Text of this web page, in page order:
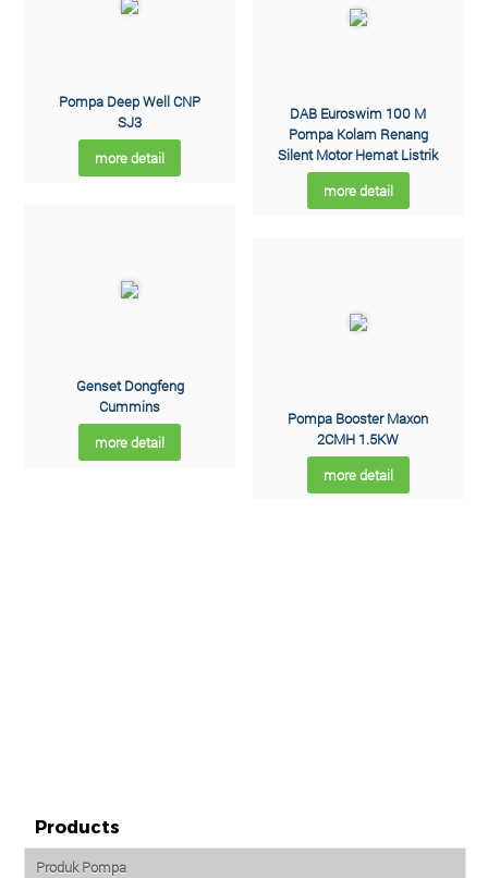
Pompa Deep Well CNP
SJ3
more detail
Genset Dongfeng
Cummins
more detail
DAB Euroswim 100 M
Pompa Kolam Renang
Silent Motor Hemat Listrik
more detail
Pompa Booster Maxon
2CMH 1.5KW
more detail
Products
Produk Pompa